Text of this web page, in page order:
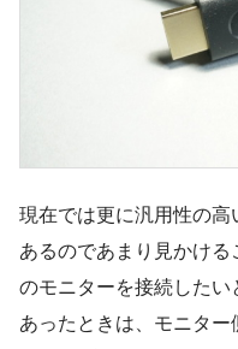
現在では更に汎用性の
あるのであまり見かけ
のモニターを接続した
あったときは、モニタ